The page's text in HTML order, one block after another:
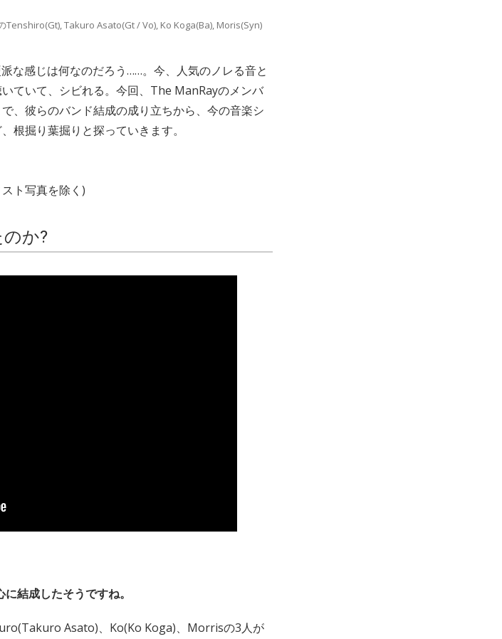
Takuro Asato(Gt / Vo), Ko Koga(Ba), Moris(Syn)
な感じは何なのだろう……。今、人気のノレる音と
ていて、シビれる。今回、The ManRayのメンバ
、彼らのバンド結成の成り立ちから、今の音楽シ
根掘り葉掘りと探っていきます。
ト写真を除く)
か?
結成したそうですね。
Asato)、Ko(Ko Koga)、Morrisの3人が